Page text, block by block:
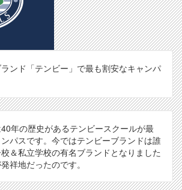
ンド「テンビー」で最も割安なキャンパ
年の歴史があるテンビースクールが最
パスです。今ではテンビーブランドは誰
＆私立学校の有名ブランドとなりました
祥地だったのです。